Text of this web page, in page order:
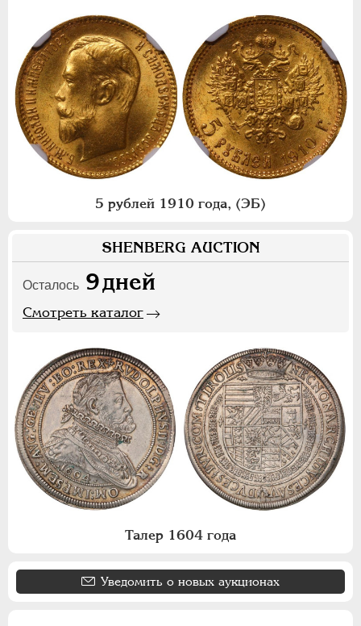
5 рублей 1910 года, (ЭБ)
SHENBERG AUCTION
Осталось 9дней
Смотреть каталог
Талер 1604 года
Уведомить о новых аукционах